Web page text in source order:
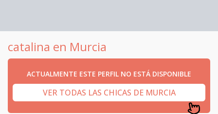
catalina en Murcia
ACTUALMENTE ESTE PERFIL NO ESTÁ DISPONIBLE
VER TODAS LAS CHICAS DE MURCIA